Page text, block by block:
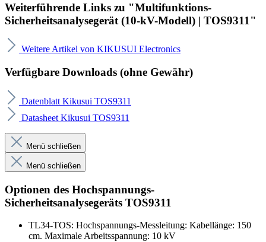
Weiterführende Links zu "Multifunktions-
Sicherheitsanalysegerät (10-kV-Modell) | TOS9311"
Weitere Artikel von KIKUSUI Electronics
Verfügbare Downloads (ohne Gewähr)
Datenblatt Kikusui TOS9311
Datasheet Kikusui TOS9311
Menü schließen
Menü schließen
Optionen des Hochspannungs-
Sicherheitsanalysegeräts TOS9311
TL34-TOS: Hochspannungs-Messleitung: Kabellänge: 150
cm. Maximale Arbeitsspannung: 10 kV